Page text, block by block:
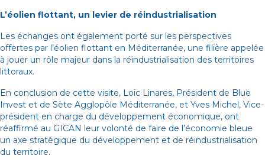
L’éolien flottant, un levier de réindustrialisation
Les échanges ont également porté sur les perspectives
offertes par l’éolien flottant en Méditerranée, une filière appelée
à jouer un rôle majeur dans la réindustrialisation des territoires
littoraux.
En conclusion de cette visite, Loïc Linares, Président de Blue
Invest et de Sète Agglopôle Méditerranée, et Yves Michel, Vice-
président en charge du développement économique, ont
réaffirmé au GICAN leur volonté de faire de l’économie bleue
un axe stratégique du développement et de réindustrialisation
du territoire.